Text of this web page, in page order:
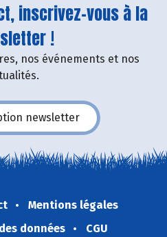
inscrivez-vous à la
!
nos événements et nos
newsletter
Mentions légales
données
CGU